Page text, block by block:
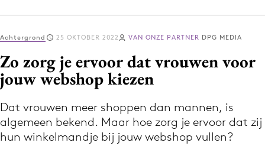
Log in
Volg het laatste nieuws via de Adformatie
Nieuws app
Achtergrond 25 OKTOBER 2022 VAN ONZE PARTNER DPG MEDIA
Zo zorg je ervoor dat vrouwen voor
jouw webshop kiezen
Dat vrouwen meer shoppen dan mannen, is
algemeen bekend. Maar hoe zorg je ervoor dat zij
hun winkelmandje bij jouw webshop vullen?